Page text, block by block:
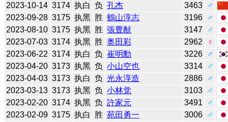
2023-10-14 3174 执白 负 孔杰 3463
♂
2023-09-28 3175 执黑 胜 鶴山淳志 3196
♂
2023-08-10 3175 执黑 胜 張豊猷 3147
♂
2023-07-03 3174 执黑 胜 奥田彩 2962
♀
2023-06-22 3174 执白 负 崔明勳 3226
♂
2023-04-20 3173 执黑 负 小山空也 3314
♂
2023-04-03 3173 执白 负 光永淳造 2886
♂
2023-03-13 3173 执黑 负 小林觉 3103
♂
2023-02-20 3174 执黑 负 許家元 3491
♂
2023-02-09 3175 执白 胜 苑田勇一 3006
♂